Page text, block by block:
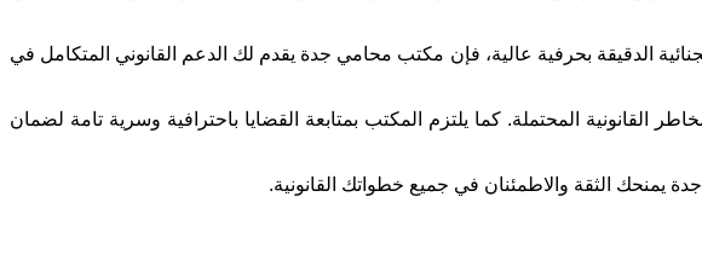
الدقيقة بحرفية عالية، فإن مكتب محامي جدة يقدم لك الدعم القانوني المتكامل في
المحتملة. كما يلتزم المكتب بمتابعة القضايا باحترافية وسرية تامة لضمان
يمنحك الثقة والاطمئنان في جميع خطواتك القانونية.